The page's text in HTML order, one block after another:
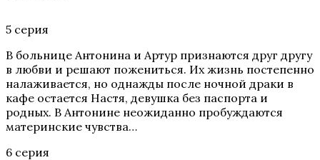
5 серия
В больнице Антонина и Артур признаются друг другу
в любви и решают пожениться. Их жизнь постепенно
налаживается, но однажды после ночной драки в
кафе остается Настя, девушка без паспорта и
родных. В Антонине неожиданно пробуждаются
материнские чувства…
6 серия